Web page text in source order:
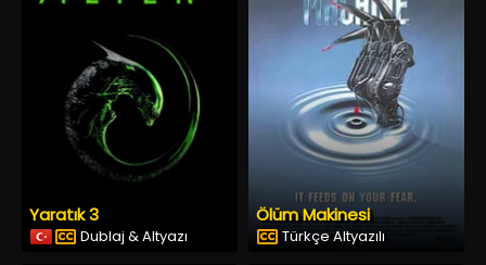
Yaratık 3
Dublaj & Altyazı
Ölüm Makinesi
Türkçe Altyazılı